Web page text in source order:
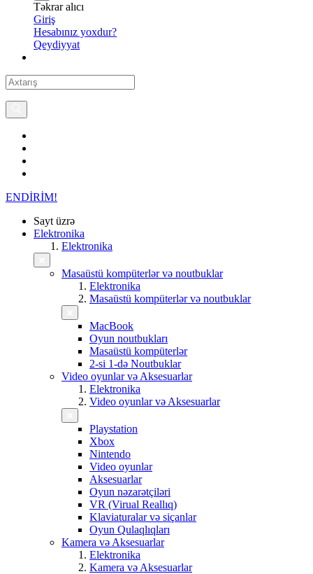
Təkrar alıcı
Giriş
Hesabınız yoxdur?
Qeydiyyat
ENDİRİM!
Sayt üzrə
Elektronika
Elektronika
Masaüstü kompüterlər və noutbuklar
Elektronika
Masaüstü kompüterlər və noutbuklar
MacBook
Oyun noutbukları
Masaüstü kompüterlər
2-si 1-də Noutbuklar
Video oyunlar və Aksesuarlar
Elektronika
Video oyunlar və Aksesuarlar
Playstation
Xbox
Nintendo
Video oyunlar
Aksesuarlar
Oyun nəzarətçiləri
VR (Virual Reallıq)
Klaviaturalar və siçanlar
Oyun Qulaqlıqları
Kamera və Aksesuarlar
Elektronika
Kamera və Aksesuarlar